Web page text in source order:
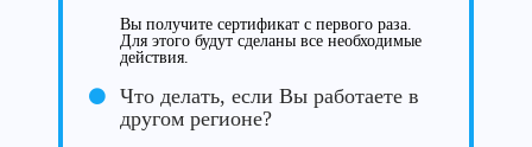
Вы получите сертификат с первого раза.
Для этого будут сделаны все необходимые
действия.
Что делать, если Вы работаете в
другом регионе?